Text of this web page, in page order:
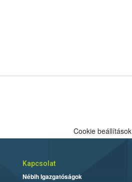
Cookie beállítások
Kapcsolat
Nébih Igazgatóságok